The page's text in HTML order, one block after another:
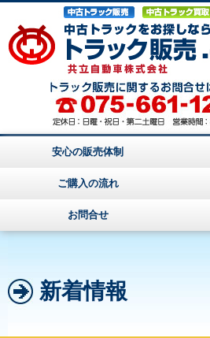
安心の販売体制
ご購入の流れ
お問合せ
新着情報